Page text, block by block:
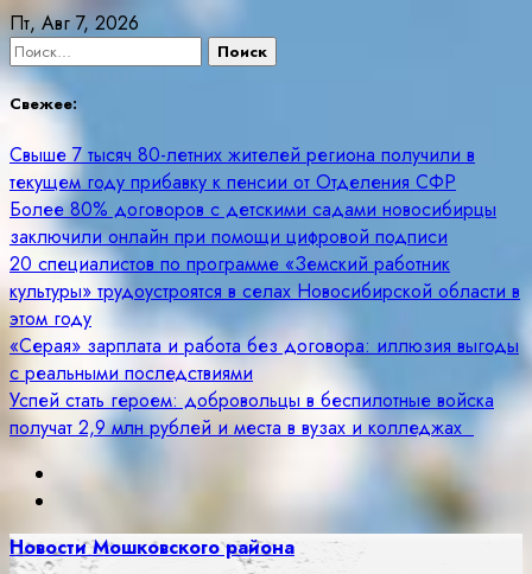
Skip
to
content
Пт, Авг 7, 2026
Найти:
Свежее:
Свыше 7 тысяч 80-летних жителей региона получили в
текущем году прибавку к пенсии от Отделения СФР
Более 80% договоров с детскими садами новосибирцы
заключили онлайн при помощи цифровой подписи
20 специалистов по программе «Земский работник
культуры» трудоустроятся в селах Новосибирской области в
этом году
«Серая» зарплата и работа без договора: иллюзия выгоды
с реальными последствиями
Успей стать героем: добровольцы в беспилотные войска
получат 2,9 млн рублей и места в вузах и колледжах
Новости Мошковского района